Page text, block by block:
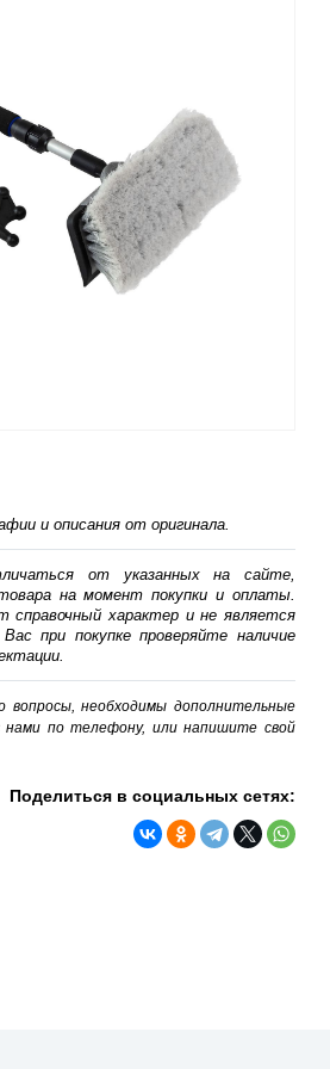
и описания от оригинала.
от указанных на сайте,
на момент покупки и оплаты.
характер и не является
при покупке проверяйте наличие
вопросы, необходимы дополнительные
по телефону, или напишите свой
Поделиться в социальных сетях: